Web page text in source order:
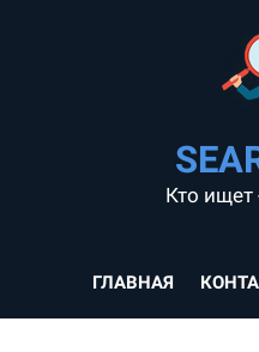
Кто ищет
ГЛАВНАЯ